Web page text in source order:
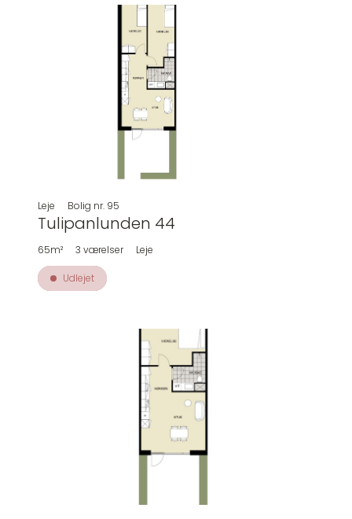
Leje Bolig nr. 95
Tulipanlunden 44
65m² 3 værelser Leje
Udlejet